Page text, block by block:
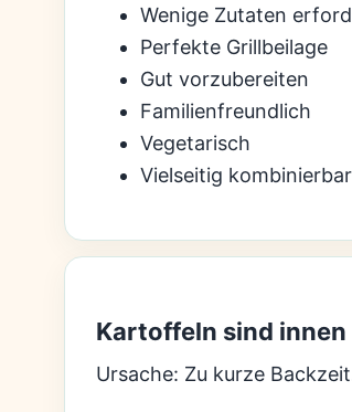
Wenige Zutaten
Perfekte Grillbeilage
Gut vorzubereiten
Familienfreundlich
Vegetarisch
Vielseitig kombinierbar
Kartoffeln sind
Ursache: Zu kurze